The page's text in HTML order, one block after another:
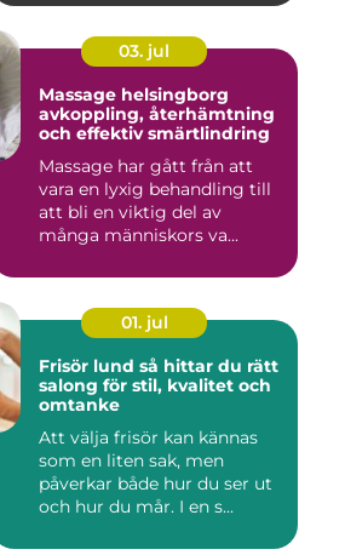
03. jul
Massage helsingborg
avkoppling, återhämtning
och effektiv smärtlindring
Massage har gått från att
vara en lyxig behandling till
att bli en viktig del av
många människors va...
01. jul
Frisör lund så hittar du rätt
salong för stil, kvalitet och
omtanke
Att välja frisör kan kännas
som en liten sak, men
påverkar både hur du ser ut
och hur du mår. I en s...